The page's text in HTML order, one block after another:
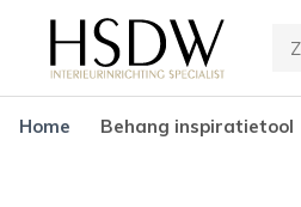
Home Behang inspiratietool